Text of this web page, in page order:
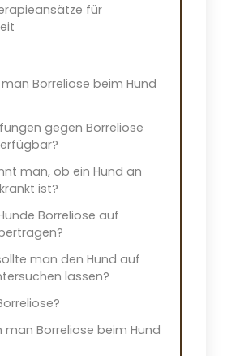
für
Borreliose beim Hund
gegen Borreliose
man, ob ein Hund an
ist?
Borreliose auf
man den Hund auf
lassen?
man Borreliose beim Hund